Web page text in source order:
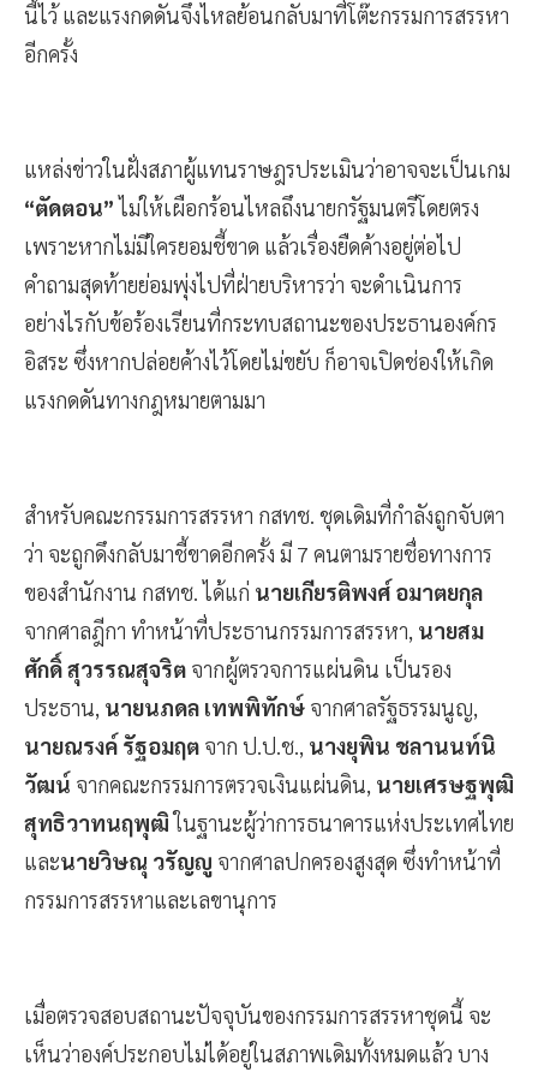
นี้ไว้ และแรงกดดันจึงไหลย้อนกลับมาที่โต๊ะกรรมการสรรหา
อีกครั้ง
แหล่งข่าวในฝั่งสภาผู้แทนราษฎรประเมินว่าอาจจะเป็นเกม
“ตัดตอน”ไม่ให้เผือกร้อนไหลถึงนายกรัฐมนตรีโดยตรง
เพราะหากไม่มีใครยอมชี้ขาด แล้วเรื่องยืดค้างอยู่ต่อไป
คำถามสุดท้ายย่อมพุ่งไปที่ฝ่ายบริหารว่า จะดำเนินการ
อย่างไรกับข้อร้องเรียนที่กระทบสถานะของประธานองค์กร
อิสระ ซึ่งหากปล่อยค้างไว้โดยไม่ขยับ ก็อาจเปิดช่องให้เกิด
แรงกดดันทางกฎหมายตามมา
สำหรับคณะกรรมการสรรหา กสทช. ชุดเดิมที่กำลังถูกจับตา
ว่า จะถูกดึงกลับมาชี้ขาดอีกครั้ง มี 7 คนตามรายชื่อทางการ
ของสำนักงาน กสทช. ได้แก่ นายเกียรติพงศ์ อมาตยกุล
จากศาลฎีกา ทำหน้าที่ประธานกรรมการสรรหา, นายสม
ศักดิ์ สุวรรณสุจริต จากผู้ตรวจการแผ่นดิน เป็นรอง
ประธาน, นายนภดล เทพพิทักษ์ จากศาลรัฐธรรมนูญ,
นายณรงค์ รัฐอมฤต จาก ป.ป.ช., นางยุพิน ชลานนท์นิ
วัฒน์ จากคณะกรรมการตรวจเงินแผ่นดิน, นายเศรษฐพุฒิ
สุทธิวาทนฤพุฒิในฐานะผู้ว่าการธนาคารแห่งประเทศไทย
และนายวิษณุ วรัญญู จากศาลปกครองสูงสุด ซึ่งทำหน้าที่
กรรมการสรรหาและเลขานุการ
เมื่อตรวจสอบสถานะปัจจุบันของกรรมการสรรหาชุดนี้ จะ
เห็นว่าองค์ประกอบไม่ได้อยู่ในสภาพเดิมทั้งหมดแล้ว บาง